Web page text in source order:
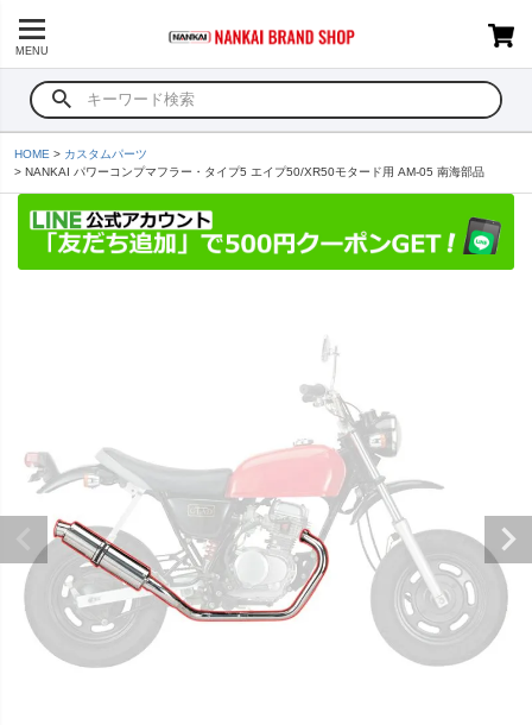
MENU
HOME
カスタムパーツ
NANKAI パワーコンプマフラー・タイプ5 エイプ50/XR50モタード用 AM-05 南海部品